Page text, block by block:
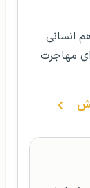
انسانی
مهاجرت